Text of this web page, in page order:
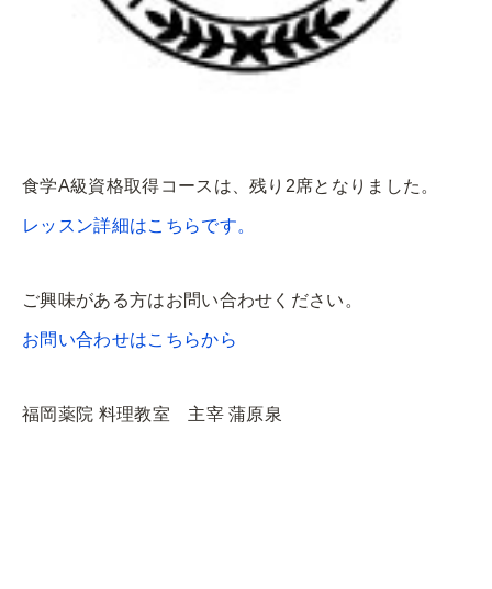
食学A級資格取得コースは、残り2席となりました。
レッスン詳細はこちらです。
ご興味がある方はお問い合わせください。
お問い合わせはこちらから
福岡薬院 料理教室 主宰 蒲原泉